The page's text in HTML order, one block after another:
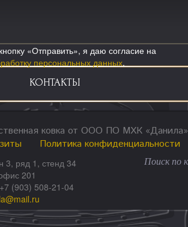
«Отправить», я даю согласие на
персональных данных.
КОНТАКТЫ
ковка от ООО ПО МХК «Данила»
Политика конфиденциальности
3, ряд 1, стенд 34
201
(903) 508-21-04